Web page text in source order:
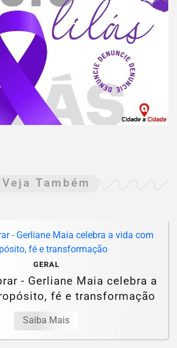
Veja Também
GERAL
- Gerliane Maia celebra a
fé e transformação
Saiba Mais